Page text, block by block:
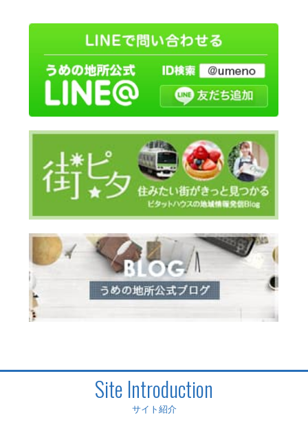
Site Introduction
サイト紹介